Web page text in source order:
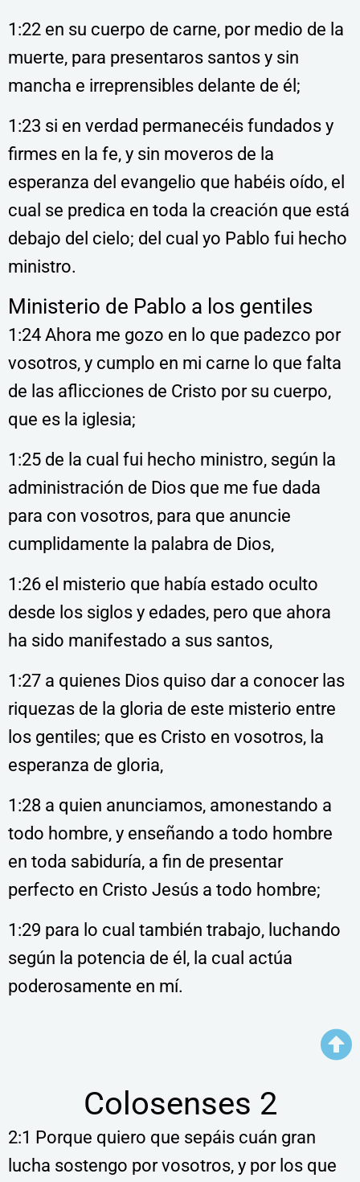
1:22 en su cuerpo de carne, por medio de la
muerte, para presentaros santos y sin
mancha e irreprensibles delante de él;
1:23 si en verdad permanecéis fundados y
firmes en la fe, y sin moveros de la
esperanza del evangelio que habéis oído, el
cual se predica en toda la creación que está
debajo del cielo; del cual yo Pablo fui hecho
ministro.
Ministerio de Pablo a los gentiles
1:24 Ahora me gozo en lo que padezco por
vosotros, y cumplo en mi carne lo que falta
de las aflicciones de Cristo por su cuerpo,
que es la iglesia;
1:25 de la cual fui hecho ministro, según la
administración de Dios que me fue dada
para con vosotros, para que anuncie
cumplidamente la palabra de Dios,
1:26 el misterio que había estado oculto
desde los siglos y edades, pero que ahora
ha sido manifestado a sus santos,
1:27 a quienes Dios quiso dar a conocer las
riquezas de la gloria de este misterio entre
los gentiles; que es Cristo en vosotros, la
esperanza de gloria,
1:28 a quien anunciamos, amonestando a
todo hombre, y enseñando a todo hombre
en toda sabiduría, a fin de presentar
perfecto en Cristo Jesús a todo hombre;
1:29 para lo cual también trabajo, luchando
según la potencia de él, la cual actúa
poderosamente en mí.
Colosenses 2
2:1 Porque quiero que sepáis cuán gran
lucha sostengo por vosotros, y por los que